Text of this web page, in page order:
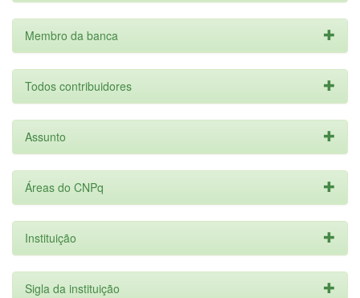
Membro da banca
Todos contribuidores
Assunto
Áreas do CNPq
Instituição
Sigla da instituição